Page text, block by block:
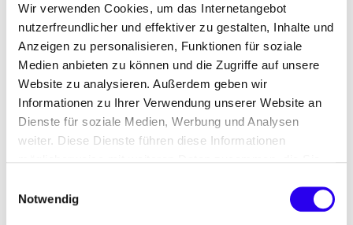
Wir verwenden Cookies, um das Internetangebot
nutzerfreundlicher und effektiver zu gestalten, Inhalte und
Anzeigen zu personalisieren, Funktionen für soziale
Medien anbieten zu können und die Zugriffe auf unsere
Website zu analysieren. Außerdem geben wir
Informationen zu Ihrer Verwendung unserer Website an
Dienste für soziale Medien, Werbung und Analysen
weiter. Diese Dienste führen diese Informationen
Nutzung der Dienste gesammelt haben.
Notwendig
für grüne Stromlieferverträge. Diese Plattform ist
ideal für Unternehmen, die ihre Expertise
einbringen, sich vernetzen und aktiv an der
Weiterentwicklung des Energiemarkts mitwirken
möchten.